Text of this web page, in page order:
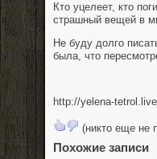
Кто уцелеет, кто
страшный вещей в
Не буду долго
была, что
http://yelena-
(никто еще не
Похожие записи